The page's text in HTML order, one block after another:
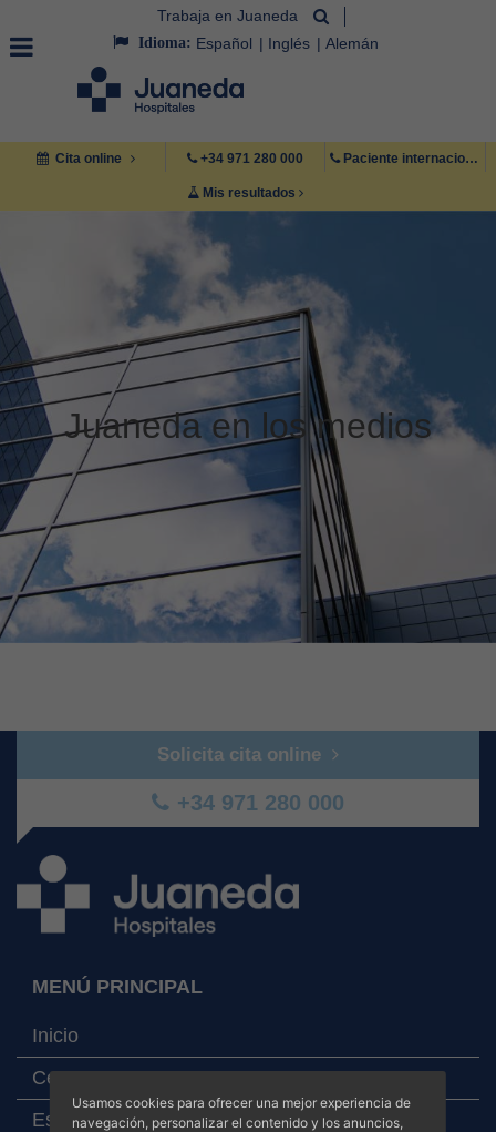
Trabaja en Juaneda
Idioma: Español Inglés Alemán
Cita online +34 971 280 000 Paciente internacional +34 971 222 222
Mis resultados
Juaneda en los medios
Solicita cita online
+34 971 280 000
MENÚ PRINCIPAL
Inicio
Centros
Especialidades
Usamos cookies para ofrecer una mejor experiencia de
navegación, personalizar el contenido y los anuncios,